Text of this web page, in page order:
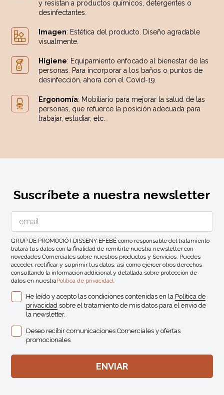
y resistan a productos químicos, detergentes o
desinfectantes.
Imagen: Estética del producto. Diseño agradable
visualmente.
Higiene: Equipamiento enfocado al bienestar de las
personas. Para incorporar a los baños o puntos de
desinfección, ahora con el Covid-19.
Ergonomía: Mobiliario para mejorar la salud de las
personas, que refuerce la posición adecuada para
trabajar, estudiar, etc.
Suscríbete a nuestra newsletter
GRUP DE PROMOCIÓ I DISSENY EFEBÉ como responsable del tratamiento
tratará tus datos con la finalidad de remitirte nuestra newsletter con
novedades Comerciales sobre nuestros productos y Servicios. Puedes
acceder, rectificar y suprimir tus datos, así como ejercer otros derechos
consultando la información addicional y detallada sobre protección de
datos en nuestraPolítica de privacidad.
He leído y acepto las condiciones contenidas en la Política de
privacidad sobre el tratamiento de mis datos para el envio de
la newsletter.
Deseo recibir comunicaciones Comerciales y ofertas
promocionales